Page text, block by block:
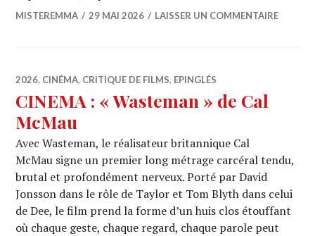
MISTEREMMA 29 MAI 2026 LAISSER UN COMMENTAIRE
2026, CINÉMA, CRITIQUE DE FILMS, EPINGLÉS
CINEMA : « Wasteman » de Cal
McMau
Avec Wasteman, le réalisateur britannique Cal
McMau signe un premier long métrage carcéral tendu,
brutal et profondément nerveux. Porté par David
Jonsson dans le rôle de Taylor et Tom Blyth dans celui
de Dee, le film prend la forme d’un huis clos étouffant
où chaque geste, chaque regard, chaque parole peut